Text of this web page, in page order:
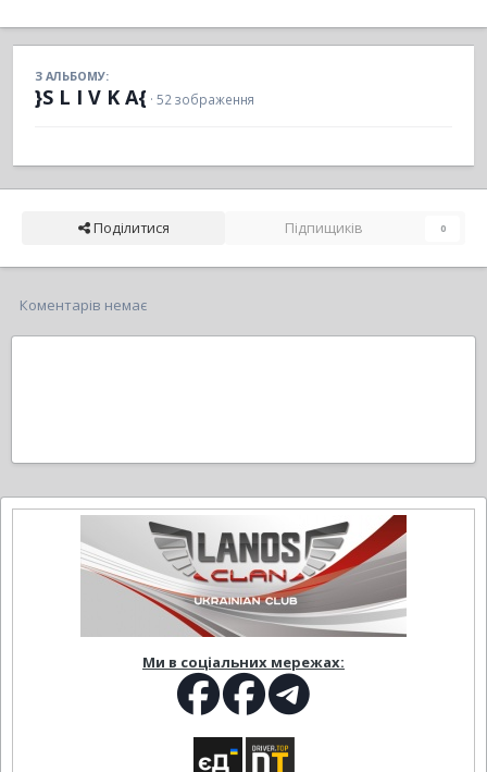
З АЛЬБОМУ:
}S L I V K A{ · 52 зображення
Поділитися Підпищиків 0
Коментарів немає
Ми в соціальних мережах: